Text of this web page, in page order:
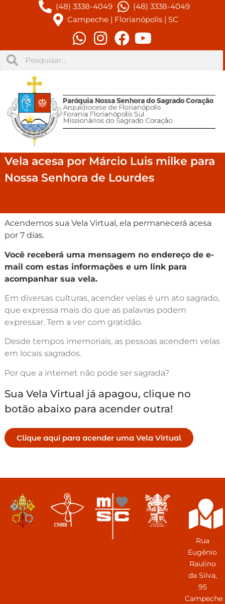
(48) 3338-4049
(48) 3338-4049
Campeche | Florianópolis | SC
Vela acesa por Márcio Luis milke para
Nossa Senhora de Lourdes
Acendemos sua Vela Virtual, ela permanecerá acesa
por 7 dias.
Você receberá uma mensagem no endereço de e-
mail com estas informações e um link para
acompanhar sua vela.
Em diversas culturas, acender velas é um ato sagrado,
que expressa mais do que as palavras podem
expressar. Tem a ver com gratidão.
Desde tempos imemoriais, as pessoas acendem velas
em locais sagrados.
Por que a internet não pode ser sagrada?
Sua Vela Virtual já apagou, clique no
botão abaixo para acender outra!
Clique aqui para acender uma Vela Virtual
Rua
Eugênio
Raulino
da Silva,
95
Campeche